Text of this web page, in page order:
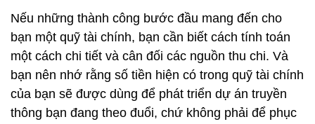
Nếu những thành công bước đầu mang đến cho
bạn một quỹ tài chính, bạn cần biết cách tính toán
một cách chi tiết và cân đối các nguồn thu chi. Và
bạn nên nhớ rằng số tiền hiện có trong quỹ tài chính
của bạn sẽ được dùng để phát triển dự án truyền
thông bạn đang theo đuổi, chứ không phải để phục